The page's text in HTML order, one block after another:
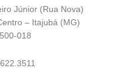
Júnior (Rua Nova)
– Itajubá (MG)
018